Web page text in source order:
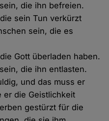
die ihn befreien.
sein Tun verkürzt
sein, die es
Gott überladen haben.
die ihn entlasten.
und das muss er
er die Geistlichkeit
gestürzt für die